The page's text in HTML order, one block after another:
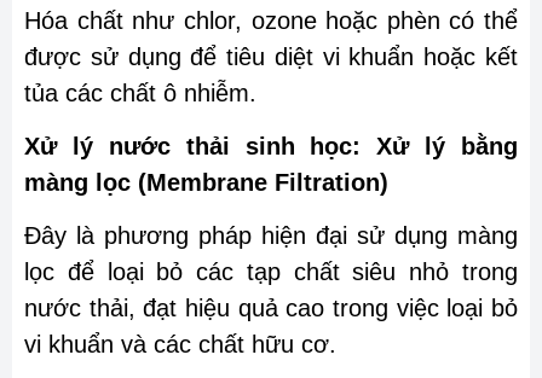
Hóa chất như chlor, ozone hoặc phèn có thể
được sử dụng để tiêu diệt vi khuẩn hoặc kết
tủa các chất ô nhiễm.
Xử lý nước thải sinh học: Xử lý bằng
màng lọc (Membrane Filtration)
Đây là phương pháp hiện đại sử dụng màng
lọc để loại bỏ các tạp chất siêu nhỏ trong
nước thải, đạt hiệu quả cao trong việc loại bỏ
vi khuẩn và các chất hữu cơ.